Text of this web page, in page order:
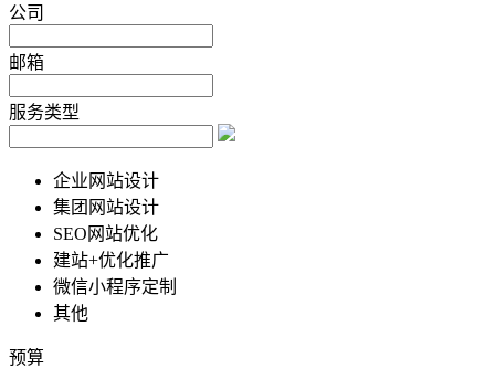
公司
邮箱
服务类型
企业网站设计
集团网站设计
SEO网站优化
建站+优化推广
微信小程序定制
其他
预算